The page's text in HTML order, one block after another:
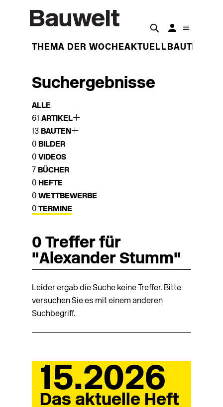
THEMA DER WOCHEAKTUELL BAUTEN
Suchergebnisse
ALLE
61 ARTIKEL
13 BAUTEN
0 BILDER
0 VIDEOS
7 BÜCHER
0 HEFTE
0 WETTBEWERBE
0 TERMINE
0 Treffer für
"Alexander Stumm"
Leider ergab die Suche keine Treffer. Bitte
versuchen Sie es mit einem anderen
Suchbegriff.
15.2026
Das aktuelle Heft